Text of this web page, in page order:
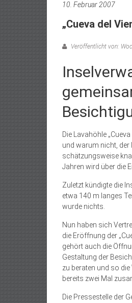
10. Februar 2007
„Cueva del
Veröffentlicht von:
Die Lavahöhle
und warum nicht, der
schätzungsweise
Jahren wird über die
Zuletzt kündigte die
etwa 140 m langes
wurde nichts.
Nun haben sich
die Eröffnung der
gehört auch die
Gestaltung der
zu beraten und so
bereits zwei Mal
Die Pressestelle der